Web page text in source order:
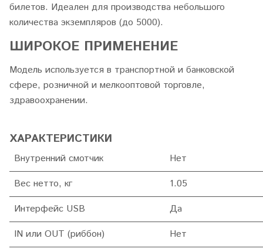
билетов. Идеален для производства небольшого
количества экземпляров (до 5000).
ШИРОКОЕ ПРИМЕНЕНИЕ
Модель используется в транспортной и банковской
сфере, розничной и мелкооптовой торговле,
здравоохранении.
ХАРАКТЕРИСТИКИ
Внутренний смотчик
Нет
Вес нетто, кг
1.05
Интерфейс USB
Да
IN или OUT (риббон)
Нет